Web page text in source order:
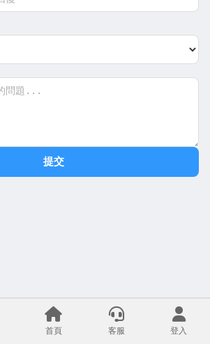
提交
首頁 客服 登入